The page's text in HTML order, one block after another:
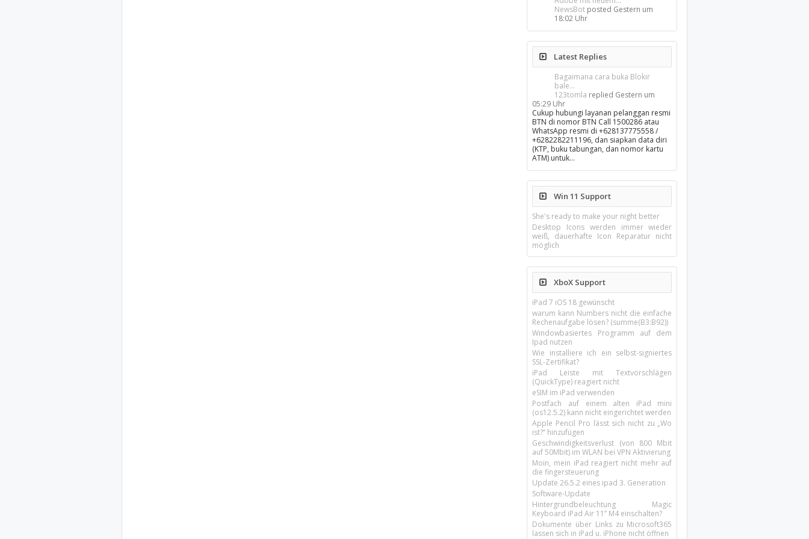
NewsBot posted Gestern um
18:02 Uhr
Latest Replies
Bagaimana cara buka Blokir
bale...
123tomla replied Gestern um
05:29 Uhr
Cukup hubungi layanan pelanggan resmi
BTN di nomor BTN Call 1500286 atau
WhatsApp resmi di +628137775558 /
+6282282211196, dan siapkan data diri
(KTP, buku tabungan, dan nomor kartu
ATM) untuk…
Win 11 Support
She's ready to make your night better
Desktop Icons werden immer wieder
weiß, dauerhafte Icon Reparatur nicht
möglich
XboX Support
iPad 7 iOS 18 gewünscht
warum kann Numbers nicht die einfache
Rechenaufgabe lösen? (summe(B3:B92))
Windowbasiertes Programm auf dem
Ipad nutzen
Wie installiere ich ein selbst-signiertes
SSL-Zertifikat?
iPad Leiste mit Textvorschlägen
(QuickType) reagiert nicht
eSIM im iPad verwenden
Postfach auf einem alten iPad mini
(os12.5.2) kann nicht eingerichtet werden
Apple Pencil Pro lässt sich nicht zu „Wo
ist?“ hinzufügen
Geschwindigkeitsverlust (von 800 Mbit
auf 50Mbit) im WLAN bei VPN Aktivierung
Moin, mein iPad reagiert nicht mehr auf
die fingersteuerung
Update 26.5.2 eines ipad 3. Generation
Software-Update
Hintergrundbeleuchtung Magic
Keyboard iPad Air 11’’ M4 einschalten?
Dokumente über Links zu Microsoft365
lassen sich in iPad u. iPhone nicht öffnen